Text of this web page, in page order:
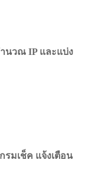
ำนวณ IP และแบ่ง
รมเช็ค แจ้งเตือน